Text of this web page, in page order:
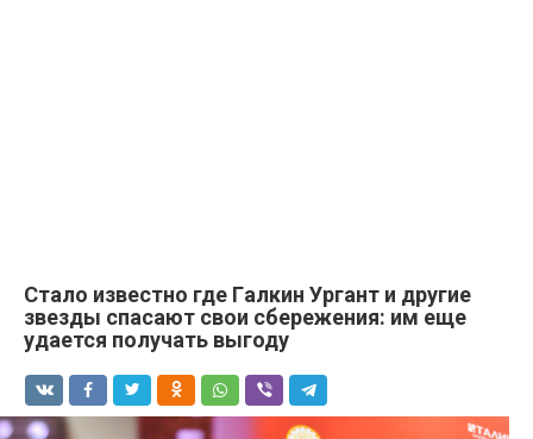
Стало известно где Гaлкин Уpгант и другие
звезды cпасают свои сбережения: им еще
удается получать выгоду